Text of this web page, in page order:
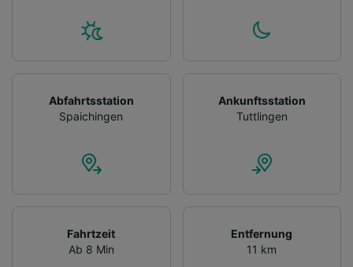
Abfahrtsstation
Spaichingen
Ankunftsstation
Tuttlingen
Fahrtzeit
Ab 8 Min
Entfernung
11 km